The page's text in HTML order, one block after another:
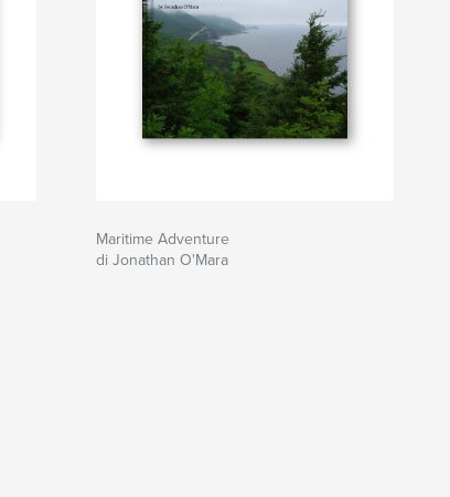
Maritime Adventure
di Jonathan O'Mara